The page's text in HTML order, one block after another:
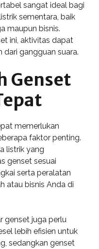
sangat ideal bagi
sementara, baik
maupun bisnis.
ini, aktivitas dapat
gangguan suara.
Genset
memerlukan
faktor penting.
listrik yang
genset sesuai
serta peralatan
atau bisnis Anda di
genset juga perlu
lebih efisien untuk
sedangkan genset